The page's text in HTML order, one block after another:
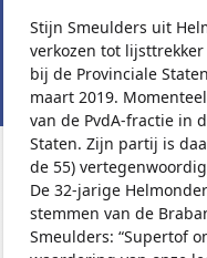
Stijn Smeulders uit
verkozen tot
bij de Provinciale
maart 2019.
van de PvdA-fractie in
Staten. Zijn partij is
de 55)
De 32-jarige
stemmen van de
Smeulders: “Supertof